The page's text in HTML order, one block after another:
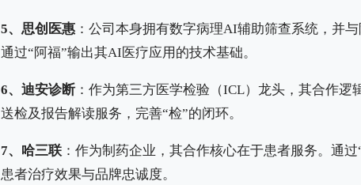
5、思创医惠 ：公司本身拥有数字病理AI辅助筛查系统，并
通过“阿福”输出其AI医疗应用的技术基础。
6、迪安诊断：作为第三方医学检验（ICL）龙头，其合作逻
送检及报告解读服务，完善“检”的闭环。
7、哈三联 ：作为制药企业，其合作核心在于患者服务。通
患者治疗效果与品牌忠诚度。